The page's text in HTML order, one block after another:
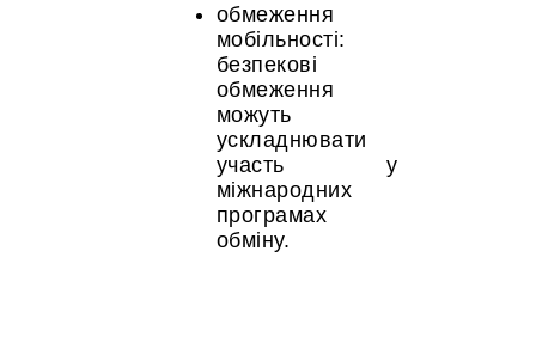
обмеження
мобільності:
безпекові
обмеження
можуть
ускладнювати
участь у
міжнародних
програмах
обміну.